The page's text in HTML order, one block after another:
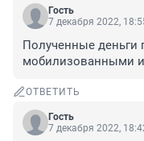
Гость
7 декабря 2022,
Полученные деньги
мобилизованными
ОТВЕТИТЬ
Гость
7 декабря 2022,